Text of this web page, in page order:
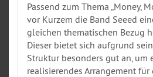
Passend zum Thema „Money,
vor Kurzem die Band Seeed
gleichen thematischen Bezug
Dieser bietet sich aufgrund
Struktur besonders gut an, um
realisierendes Arrangement